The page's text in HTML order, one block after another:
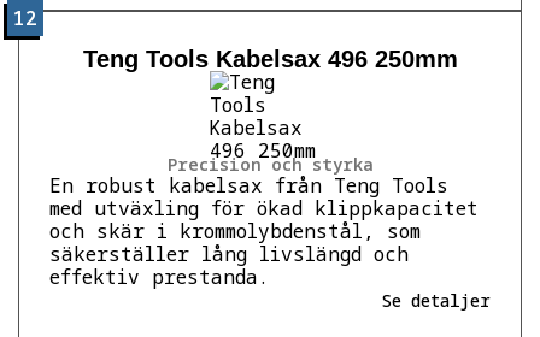
12
Precision och styrka
Teng Tools Kabelsax 496 250mm
En robust kabelsax från Teng Tools
med utväxling för ökad klippkapacitet
och skär i krommolybdenstål, som
säkerställer lång livslängd och
effektiv prestanda.
Se detaljer